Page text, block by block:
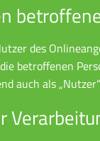
des
betroffenen
auch als